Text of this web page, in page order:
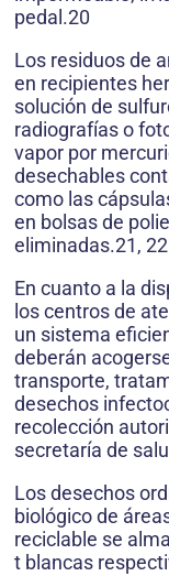
pedal.20
Los residuos de
en recipientes
solución de
radiografías o
vapor por
desechables
como las
en bolsas de
eliminadas.21, 22
En cuanto a la
los centros de
un sistema
deberán
transporte,
desechos
recolección
secretaría de
Los desechos
biológico de
reciclable se
t blancas